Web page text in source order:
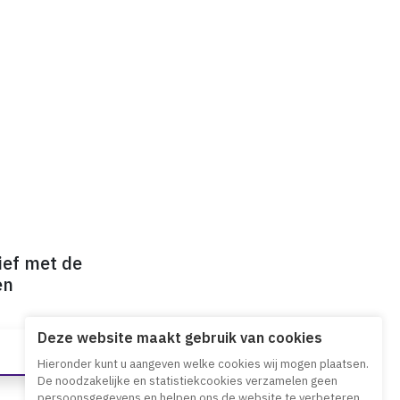
met de
Deze website maakt gebruik van cookies
Hieronder kunt u aangeven welke cookies wij mogen plaatsen.
De noodzakelijke en statistiekcookies verzamelen geen